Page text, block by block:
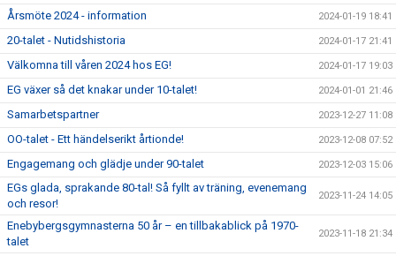
Årsmöte 2024 - information 2024-01-19 18:41
20-talet - Nutidshistoria 2024-01-17 21:41
Välkomna till våren 2024 hos EG! 2024-01-17 19:03
EG växer så det knakar under 10-talet! 2024-01-01 21:46
Samarbetspartner 2023-12-27 11:08
OO-talet - Ett händelserikt årtionde! 2023-12-08 07:52
Engagemang och glädje under 90-talet 2023-12-03 15:06
EGs glada, sprakande 80-tal! Så fyllt av träning, evenemang
och resor!
2023-11-24 14:05
Enebybergsgymnasterna 50 år – en tillbakablick på 1970-
talet
2023-11-18 21:34